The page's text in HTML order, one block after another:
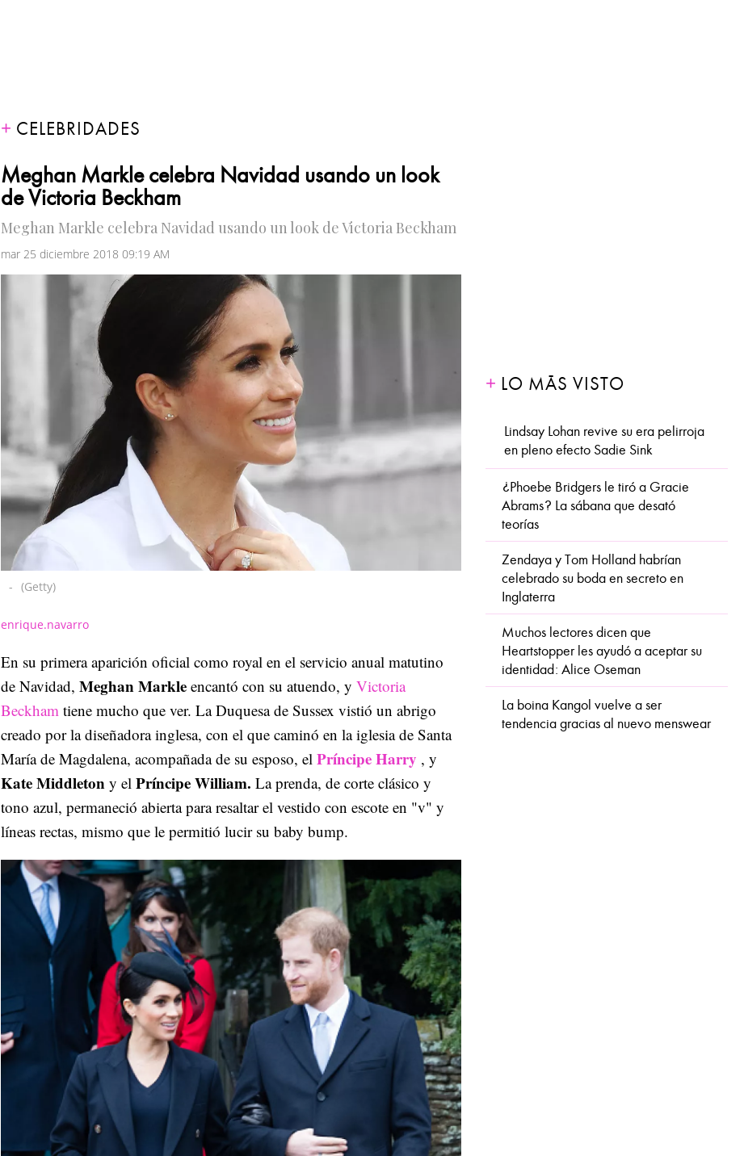
CELEBRIDADES
Meghan Markle celebra Navidad usando un look
de Victoria Beckham
Meghan Markle celebra Navidad usando un look de Victoria Beckham
mar 25 diciembre 2018 09:19 AM
- (Getty)
enrique.navarro
En su primera aparición oficial como royal en el servicio anual matutino
de Navidad, Meghan Markle encantó con su atuendo, y Victoria
Beckham tiene mucho que ver. La Duquesa de Sussex vistió un abrigo
creado por la diseñadora inglesa, con el que caminó en la iglesia de Santa
María de Magdalena, acompañada de su esposo, el Príncipe Harry , y
Kate Middleton y el Príncipe William. La prenda, de corte clásico y
tono azul, permaneció abierta para resaltar el vestido con escote en "v" y
líneas rectas, mismo que le permitió lucir su baby bump.
LO MÁS VISTO
Lindsay Lohan revive su era pelirroja
en pleno efecto Sadie Sink
¿Phoebe Bridgers le tiró a Gracie
Abrams? La sábana que desató
teorías
Zendaya y Tom Holland habrían
celebrado su boda en secreto en
Inglaterra
Muchos lectores dicen que
Heartstopper les ayudó a aceptar su
identidad: Alice Oseman
La boina Kangol vuelve a ser
tendencia gracias al nuevo menswear